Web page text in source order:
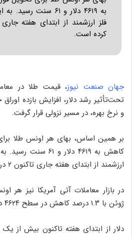
به ۴۶۱۹ دلار و ۶۱
کرده است.
جهان صنعت نیوز، قیمت طلا در
تحت‌تأثیر رشد دلار، افزایش بازده اوراق
و نرخ بهره، در مسیر نزولی قرار گرفت.
کاهش به ۴۶۱۹ دلار و
ارزشمند از ابتدای هفته جاری تاکنون ۲ درصد افت کرده است.
در بازار معاملات آتی آمریکا نیز هر
ژوئن با ۱.۳ درصد کاهش در سطح ۴۶۲۴ دلار معامله شد.
دلار از ابتدای هفته تاکنون بیش